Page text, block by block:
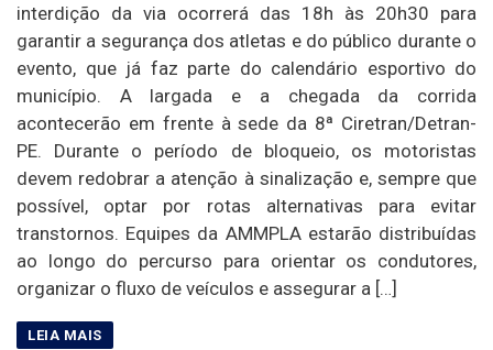
interdição da via ocorrerá das 18h às 20h30 para
garantir a segurança dos atletas e do público durante o
evento, que já faz parte do calendário esportivo do
município. A largada e a chegada da corrida
acontecerão em frente à sede da 8ª Ciretran/Detran-
PE. Durante o período de bloqueio, os motoristas
devem redobrar a atenção à sinalização e, sempre que
possível, optar por rotas alternativas para evitar
transtornos. Equipes da AMMPLA estarão distribuídas
ao longo do percurso para orientar os condutores,
organizar o fluxo de veículos e assegurar a […]